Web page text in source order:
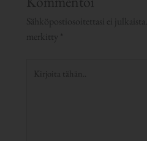
Sähköpostiosoitettasi ei julkaista.
merkitty *